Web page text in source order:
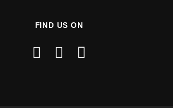
FIND US ON